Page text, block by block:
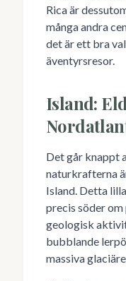
Rica är
många andra
det är ett bra
äventyrsresor.
Island:
Det går knappt
naturkrafterna
Island. Detta
precis söder
geologisk
bubblande
massiva